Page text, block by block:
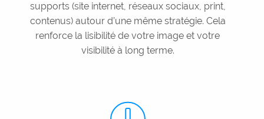
supports (site internet, réseaux sociaux, print,
contenus) autour d’une même stratégie. Cela
renforce la lisibilité de votre image et votre
visibilité à long terme.